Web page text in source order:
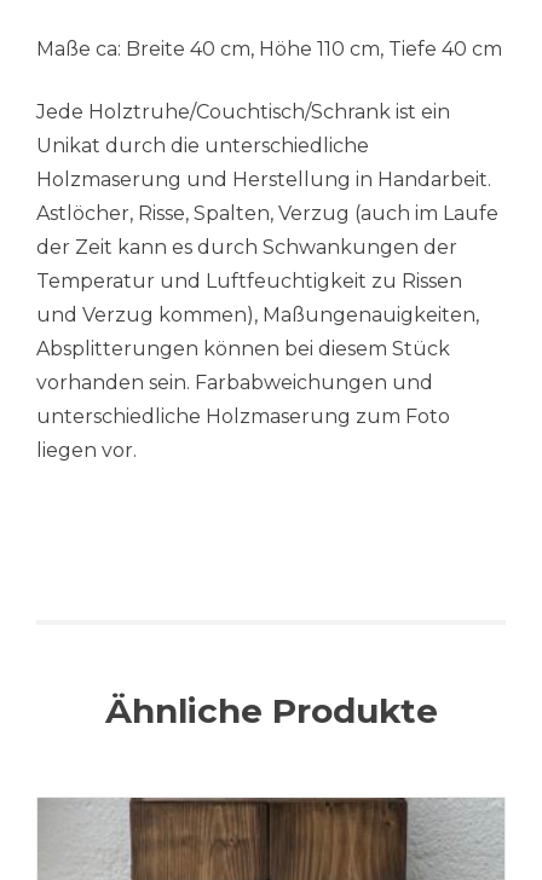
Maße ca: Breite 40 cm, Höhe 110 cm, Tiefe 40 cm
Jede Holztruhe/Couchtisch/Schrank ist ein
Unikat durch die unterschiedliche
Holzmaserung und Herstellung in Handarbeit.
Astlöcher, Risse, Spalten, Verzug (auch im Laufe
der Zeit kann es durch Schwankungen der
Temperatur und Luftfeuchtigkeit zu Rissen
und Verzug kommen), Maßungenauigkeiten,
Absplitterungen können bei diesem Stück
vorhanden sein. Farbabweichungen und
unterschiedliche Holzmaserung zum Foto
liegen vor.
Ähnliche Produkte